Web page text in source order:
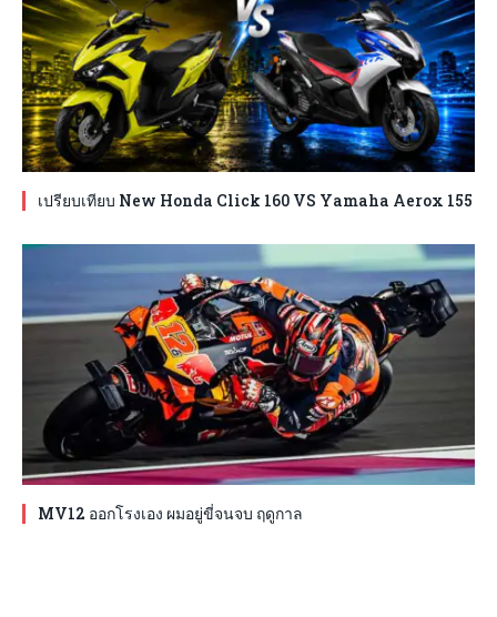
เปรียบเทียบ New Honda Click 160 VS Yamaha Aerox 155
MV12 ออกโรงเอง ผมอยู่ขี่จนจบ ฤดูกาล